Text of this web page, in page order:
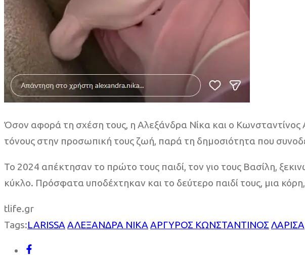
Όσον αφορά τη σχέση τους, η Αλεξάνδρα Νίκα και ο Κωνσταντίνος
τόνους στην προσωπική τους ζωή, παρά τη δημοσιότητα που
Το 2024 απέκτησαν το πρώτο τους παιδί, τον γιο τους Βασίλη,
κύκλο. Πρόσφατα υποδέχτηκαν και το δεύτερο παιδί τους, μια
tlife.gr
Tags:LARISSA ΑΛΕΞΑΝΔΡΑ ΝΙΚΑ ΑΡΓΥΡΟΣ ΚΩΝΣΤΑΝΤΙΝΟΣ ΛΑΡΙΣΑ